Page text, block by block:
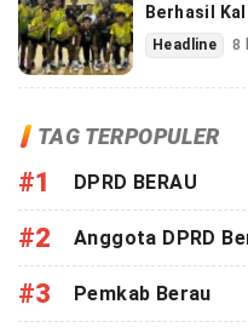
Berhasil
Headline 8
TAG TERPOPULER
#1 DPRD BERAU
#2 Anggota DPRD
#3 Pemkab Berau